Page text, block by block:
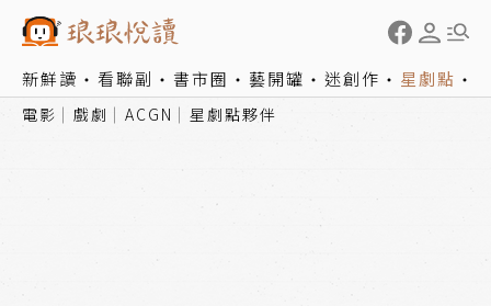
新鮮讀 看聯副 書市圈 藝開罐 迷創作 星劇點
電影 戲劇 ACGN 星劇點夥伴